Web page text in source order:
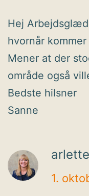
Hej
hvornår
Mener at der
område også
Bedste hilsner
Sanne
arlette
1.